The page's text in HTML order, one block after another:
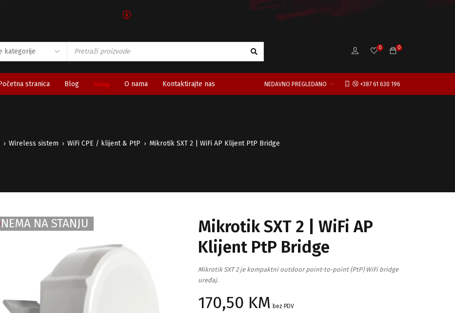
🅯
0
0
stranica Blog Shop O nama Kontaktirajte nas +387 61 630 196
NEDAVNO PREGLEDANO
› Wireless sistem › WiFi CPE / klijent & PtP › Mikrotik SXT 2 | WiFi AP Klijent PtP Bridge
NEMA NA STANJU
Mikrotik SXT 2 | WiFi AP
Klijent PtP Bridge
Mikrotik SXT 2 je kompaktni outdoor point-to-point (PtP) WiFi bridge
uređaj.
170,50 KM bez PDV